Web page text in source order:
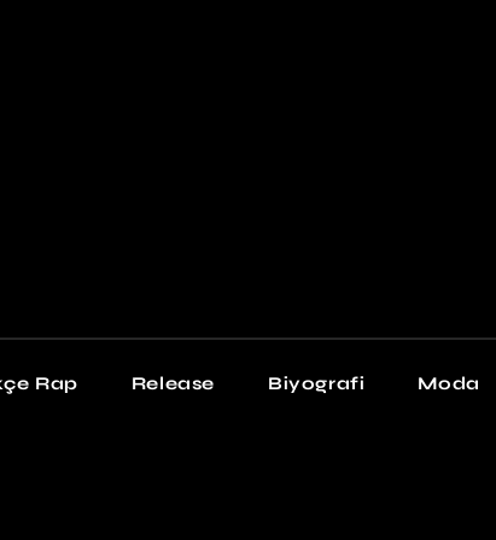
Rap Release Biyografi Moda